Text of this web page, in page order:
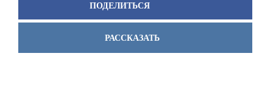
ПОДЕЛИТЬСЯ
РАССКАЗАТЬ